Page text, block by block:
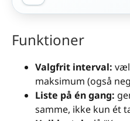
Funktioner
Valgfrit interval:
maksimum (også
Liste på én gang:
samme, ikke kun ét